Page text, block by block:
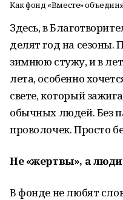
Как фонд «Вместе»
Здесь, в
делят год на сезоны.
зимнюю стужу, и в
лета, особенно
свете, который
обычных людей. Без
проволочек. Просто
Не «жертвы», а люди
В фонде не любят